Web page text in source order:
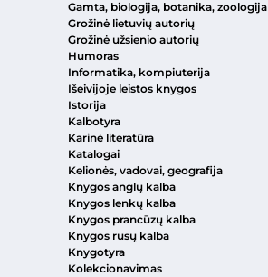
Gamta, biologija, botanika, zoologija
Grožinė lietuvių autorių
Grožinė užsienio autorių
Humoras
Informatika, kompiuterija
Išeivijoje leistos knygos
Istorija
Kalbotyra
Karinė literatūra
Katalogai
Kelionės, vadovai, geografija
Knygos anglų kalba
Knygos lenkų kalba
Knygos prancūzų kalba
Knygos rusų kalba
Knygotyra
Kolekcionavimas